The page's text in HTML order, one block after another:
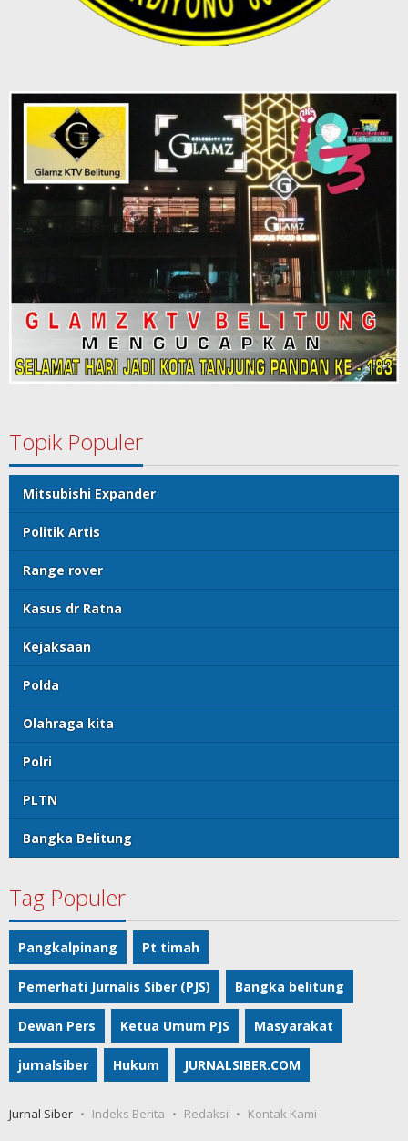
Topik Populer
Mitsubishi Expander
Politik Artis
Range rover
Kasus dr Ratna
Kejaksaan
Polda
Olahraga kita
Polri
PLTN
Bangka Belitung
Tag Populer
Pangkalpinang Pt timah
Pemerhati Jurnalis Siber (PJS) Bangka belitung
Dewan Pers Ketua Umum PJS Masyarakat
jurnalsiber Hukum JURNALSIBER.COM
Jurnal Siber Indeks Berita Redaksi Kontak Kami